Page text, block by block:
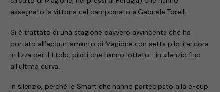
assegnato la vittoria del campionato a Gabriele Torelli.
Si è trattato di una stagione davvero avvincente che ha
portato all’appuntamento di Magione con sette piloti ancora
in lizza per il titolo, piloti che hanno lottato… in silenzio fino
all’ultima curva.
In silenzio, perché le Smart che hanno partecipato alla e-cup